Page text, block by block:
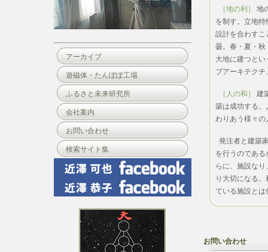
アーカイブ
遊磁体・たんぽぽ工場
ふるさと未来研究所
会社案内
お問い合わせ
検索サイト集
［地の利］ 地
を制す。立地
設計を合わすこ
曇。春・夏・秋
大地に建つと
プアーキテク
［人の和］ 建
築は成功する。
わりあう様々の
発注者と建築
を行うのであ
らに、施設な
り大切になる
ている施設とは
お問い合わせ